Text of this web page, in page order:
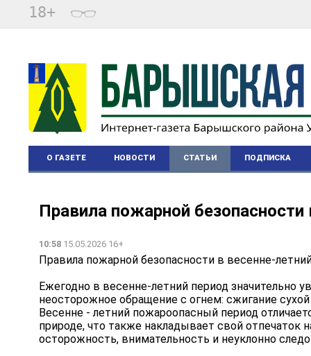
18+
О ГАЗЕТЕ НОВОСТИ СТАТЬИ ПОДПИСКА
Правила пожарной безопасности
10:58 15.05.2026 16+
Правила пожарной безопасности в весенне-
Ежегодно в весенне-летний период значительно
неосторожное обращение с огнем: сжигание
Весенне - летний пожароопасный период
природе, что также накладывает свой отпечаток
осторожность, внимательность и неуклонно